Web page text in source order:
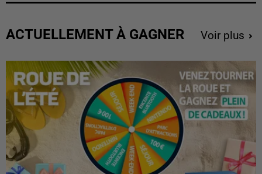
ACTUELLEMENT À GAGNER Voir plus